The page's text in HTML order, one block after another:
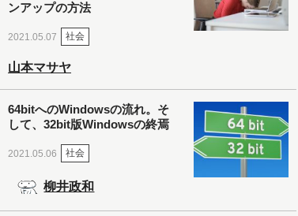
ンアップの方法
2021.05.07 社会
山本マサヤ
64bitへのWindowsの流れ。そ
して、32bit版Windowsの終焉
2021.05.06 社会
柳井政和